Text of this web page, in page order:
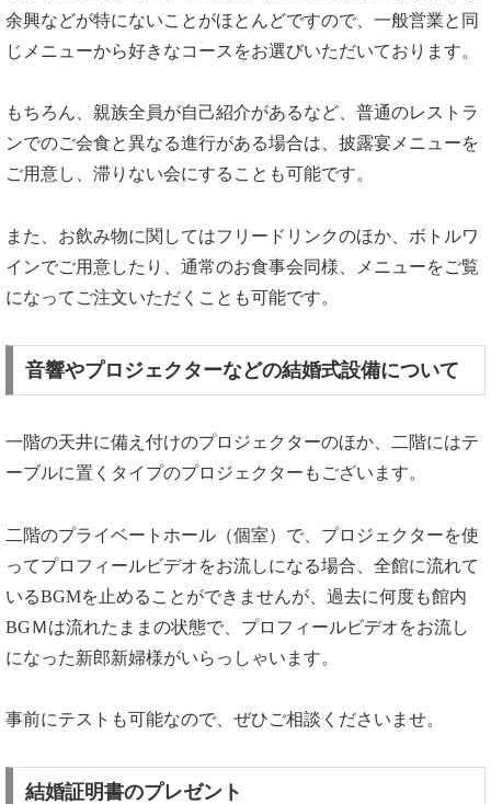
余興などが特にないことがほとんどですので、一般営業と同
じメニューから好きなコースをお選びいただいております。
もちろん、親族全員が自己紹介があるなど、普通のレストラ
ンでのご会食と異なる進行がある場合は、披露宴メニューを
ご用意し、滞りない会にすることも可能です。
また、お飲み物に関してはフリードリンクのほか、ボトルワ
インでご用意したり、通常のお食事会同様、メニューをご覧
になってご注文いただくことも可能です。
音響やプロジェクターなどの結婚式設備について
一階の天井に備え付けのプロジェクターのほか、二階にはテ
ーブルに置くタイプのプロジェクターもございます。
二階のプライベートホール（個室）で、プロジェクターを使
ってプロフィールビデオをお流しになる場合、全館に流れて
いるBGMを止めることができませんが、過去に何度も館内
BGＭは流れたままの状態で、プロフィールビデオをお流し
になった新郎新婦様がいらっしゃいます。
事前にテストも可能なので、ぜひご相談くださいませ。
結婚証明書のプレゼント